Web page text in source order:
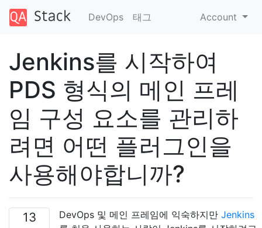
DevOps 태그 Account
Jenkins를 시작하여
PDS 형식의 메인 프레
임 구성 요소를 관리하
려면 어떤 플러그인을
사용해야합니까?
13 DevOps 및 메인 프레임에 익숙하지만 Jenkins